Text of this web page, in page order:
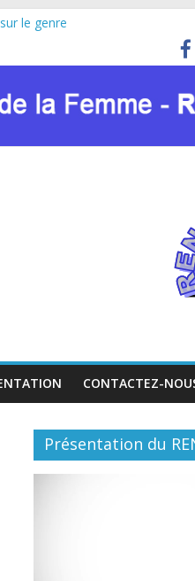
le genre
pour la paix et le dialogue
du VIH et des crises
CONTACTEZ-
Présentation du